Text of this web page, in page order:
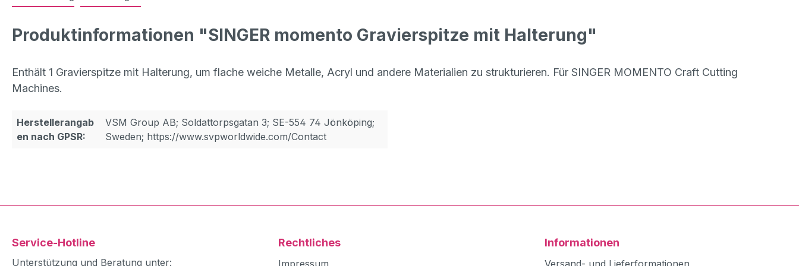
Produktinformationen "SINGER momento Gravierspitze mit Halterung"
Enthält 1 Gravierspitze mit Halterung, um flache weiche Metalle, Acryl und andere Materialien zu strukturieren. Für SINGER MOMENTO Craft Cutting
Machines.
Herstellerangab
en nach GPSR:
VSM Group AB; Soldattorpsgatan 3; SE-554 74 Jönköping;
Sweden; https://www.svpworldwide.com/Contact
Service-Hotline
Unterstützung und Beratung unter:
Rechtliches
Impressum
Informationen
Versand- und Lieferformationen